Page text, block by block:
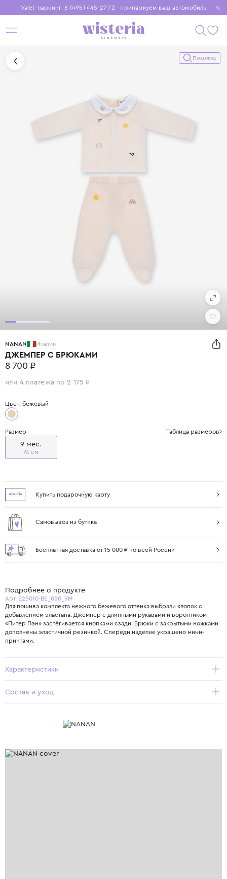
Valet-паркинг: 8 (495) 445-27-72 - припаркуем ваш автомобиль
Бесплатная доставка при заказе от 15 000 ₽
Установите приложение, чтобы покупки были еще удобнее
Похожие
NANAN Италия
ДЖЕМПЕР С БРЮКАМИ
8 700 ₽
или 4 платежа по 2 175 ₽
Цвет: бежевый
Размер Таблица размеров
9 мес.
74 см
Купить подарочную карту
Самовывоз из бутика
Бесплатная доставка от 15 000 ₽ по всей России
Подробнее о продукте
Арт. E25010-BE_050_9M
Для пошива комплекта нежного бежевого оттенка выбрали хлопок с
добавлением эластана. Джемпер с длинными рукавами и воротником
«Питер Пэн» застёгивается кнопками сзади. Брюки с закрытыми ножками
дополнены эластичной резинкой. Спереди изделие украшено мини-
принтами.
Характеристики
Состав и уход